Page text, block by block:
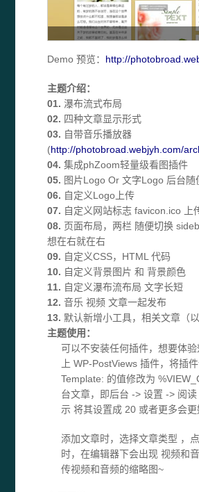
Demo 预览： http://
主题介绍：
01. 瀑布流式布局
02. 四种文章显示形式
03. 自带音乐播放器
(http://photobroad.webjyh.com/
04.集成phZoom轻量级看图插件
05. 图片Logo Or 文字Logo 后台随
06. 自定义Logo上传
07. 自定义网站标志 favicon.ico 上
08. 页面布局，两栏 随便切换
想在右就在右
09. 自定义CSS，HTML 代码
10. 自定义背景图片 和 背景颜色
11. 自定义瀑布流布局 文字长短
12.音乐 视频 文章一起发布
13. 默认新增小工具，相关文章（
主题使用：
可以不安装任何插件，想要体
上 WP-PostViews 插件，将插
Template: 的值修改为
台文章，即后台 -> 设置 -> 阅
示 将其设置成 20 或者更多会更
添加文章时，选择文章类型 ，
时，在编辑器下会出现 视频和
传视频和音频的缩略图~